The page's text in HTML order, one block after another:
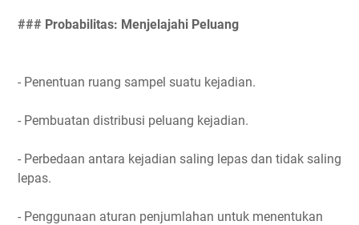
### Probabilitas: Menjelajahi Peluang
- Penentuan ruang sampel suatu kejadian.
- Pembuatan distribusi peluang kejadian.
- Perbedaan antara kejadian saling lepas dan tidak saling
lepas.
- Penggunaan aturan penjumlahan untuk menentukan